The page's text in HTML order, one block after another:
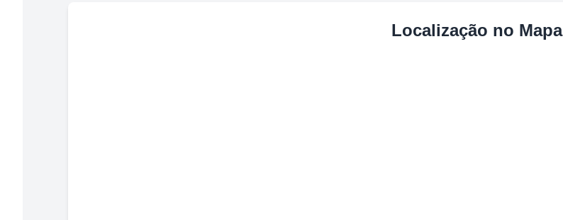
Localização no Mapa